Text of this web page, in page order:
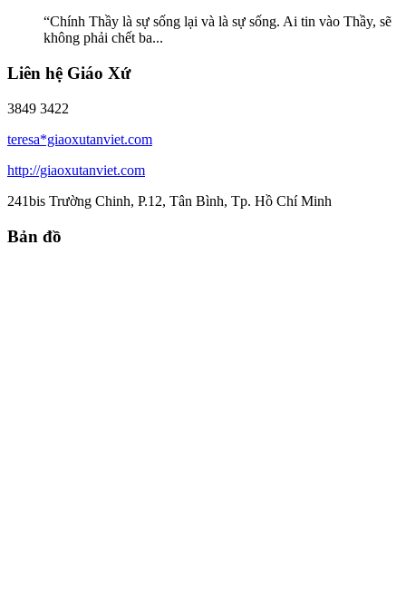
“Chính Thầy là sự sống lại và là sự sống. Ai tin vào Thầy, sẽ
không phải chết ba...
Liên hệ Giáo Xứ
3849 3422
teresa*giaoxutanviet.com
http://giaoxutanviet.com
241bis Trường Chinh, P.12, Tân Bình, Tp. Hồ Chí Minh
Bản đồ